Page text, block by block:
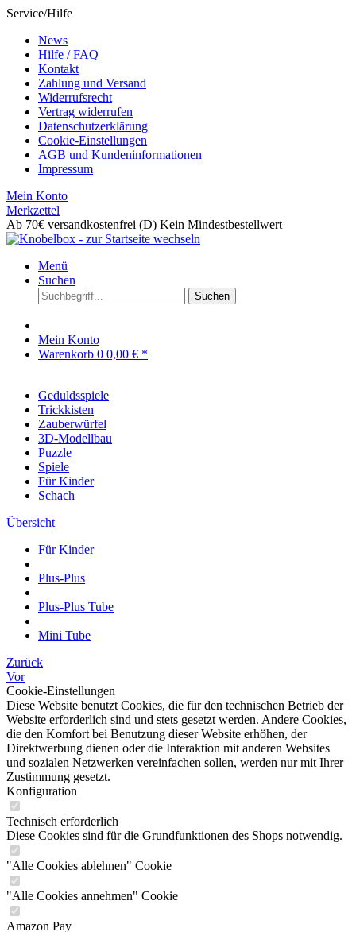
Service/Hilfe
News
Hilfe / FAQ
Kontakt
Zahlung und Versand
Widerrufsrecht
Vertrag widerrufen
Datenschutzerklärung
Cookie-Einstellungen
AGB und Kundeninformationen
Impressum
Mein Konto
Merkzettel
Ab 70€ versandkostenfrei (D) Kein Mindestbestellwert
Menü
Suchen
Suchen
Mein Konto
Warenkorb 0 0,00 € *
Geduldsspiele
Trickkisten
Zauberwürfel
3D-Modellbau
Puzzle
Spiele
Für Kinder
Schach
Übersicht
Für Kinder
Plus-Plus
Plus-Plus Tube
Mini Tube
Zurück
Vor
Cookie-Einstellungen
Diese Website benutzt Cookies, die für den technischen Betrieb der
Website erforderlich sind und stets gesetzt werden. Andere Cookies,
die den Komfort bei Benutzung dieser Website erhöhen, der
Direktwerbung dienen oder die Interaktion mit anderen Websites
und sozialen Netzwerken vereinfachen sollen, werden nur mit Ihrer
Zustimmung gesetzt.
Konfiguration
Technisch erforderlich
Diese Cookies sind für die Grundfunktionen des Shops notwendig.
"Alle Cookies ablehnen" Cookie
"Alle Cookies annehmen" Cookie
Amazon Pay